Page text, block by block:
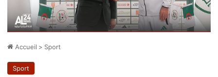
Accueil > Sport
Sport